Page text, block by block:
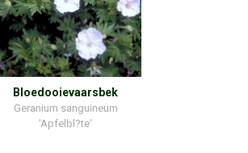
Bloedooievaarsbek
Geranium sanguineum
'Apfelbl?te'